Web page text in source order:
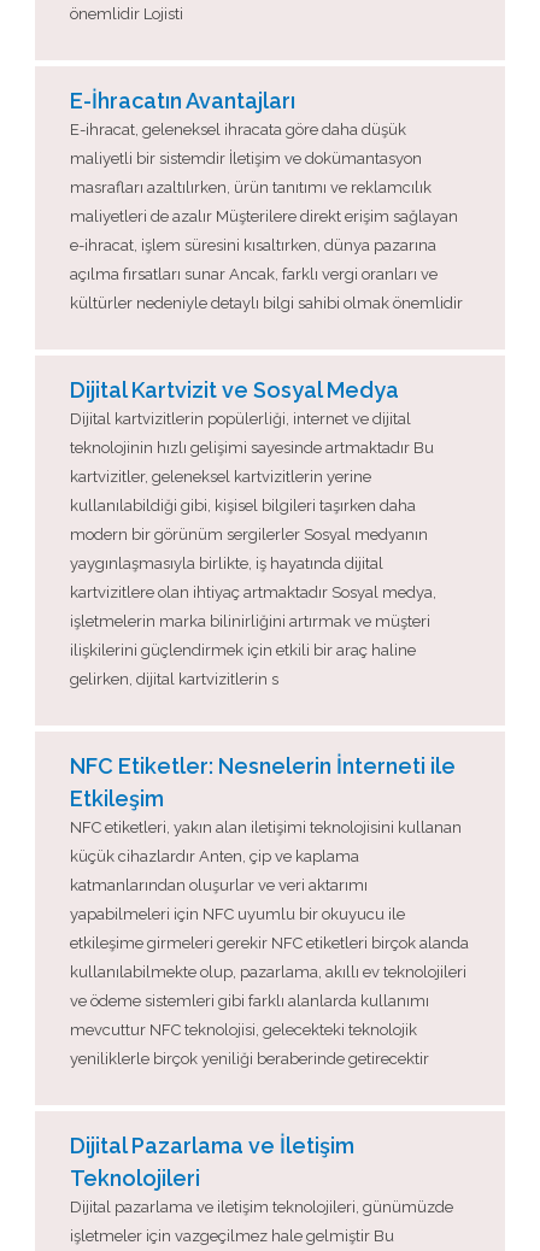
önemlidir Lojisti
E-İhracatın Avantajları
E-ihracat, geleneksel ihracata göre daha düşük
maliyetli bir sistemdir İletişim ve dokümantasyon
masrafları azaltılırken, ürün tanıtımı ve reklamcılık
maliyetleri de azalır Müşterilere direkt erişim sağlayan
e-ihracat, işlem süresini kısaltırken, dünya pazarına
açılma fırsatları sunar Ancak, farklı vergi oranları ve
kültürler nedeniyle detaylı bilgi sahibi olmak önemlidir
Dijital Kartvizit ve Sosyal Medya
Dijital kartvizitlerin popülerliği, internet ve dijital
teknolojinin hızlı gelişimi sayesinde artmaktadır Bu
kartvizitler, geleneksel kartvizitlerin yerine
kullanılabildiği gibi, kişisel bilgileri taşırken daha
modern bir görünüm sergilerler Sosyal medyanın
yaygınlaşmasıyla birlikte, iş hayatında dijital
kartvizitlere olan ihtiyaç artmaktadır Sosyal medya,
işletmelerin marka bilinirliğini artırmak ve müşteri
ilişkilerini güçlendirmek için etkili bir araç haline
gelirken, dijital kartvizitlerin s
NFC Etiketler: Nesnelerin İnterneti ile
Etkileşim
NFC etiketleri, yakın alan iletişimi teknolojisini kullanan
küçük cihazlardır Anten, çip ve kaplama
katmanlarından oluşurlar ve veri aktarımı
yapabilmeleri için NFC uyumlu bir okuyucu ile
etkileşime girmeleri gerekir NFC etiketleri birçok alanda
kullanılabilmekte olup, pazarlama, akıllı ev teknolojileri
ve ödeme sistemleri gibi farklı alanlarda kullanımı
mevcuttur NFC teknolojisi, gelecekteki teknolojik
yeniliklerle birçok yeniliği beraberinde getirecektir
Dijital Pazarlama ve İletişim
Teknolojileri
Dijital pazarlama ve iletişim teknolojileri, günümüzde
işletmeler için vazgeçilmez hale gelmiştir Bu